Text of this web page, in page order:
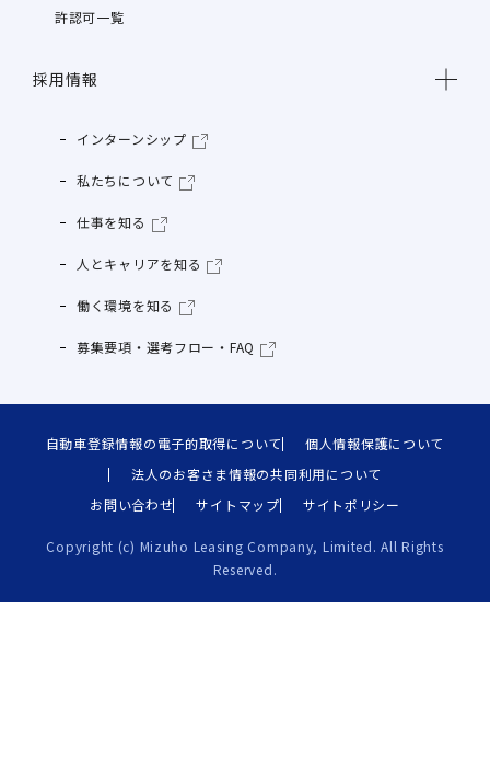
許認可一覧
採用情報
インターンシップ
私たちについて
仕事を知る
人とキャリアを知る
働く環境を知る
募集要項・選考フロー・FAQ
自動車登録情報の電子的取得について
個人情報保護について
法人のお客さま情報の共同利用について
お問い合わせ
サイトマップ サイトポリシー
Copyright (c) Mizuho Leasing Company, Limited. All Rights
Reserved.